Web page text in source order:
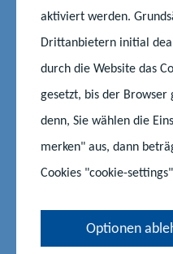
aktiviert werden.
Drittanbietern initial
durch die Website das
gesetzt, bis der Browser
denn, Sie wählen die
merken" aus, dann
Cookies "cookie-
Optionen
Entscheidungsvorbehalte
Aufsicht über den
Schulpsychologie
Fachaufsicht über die
Träger der
Struktur der